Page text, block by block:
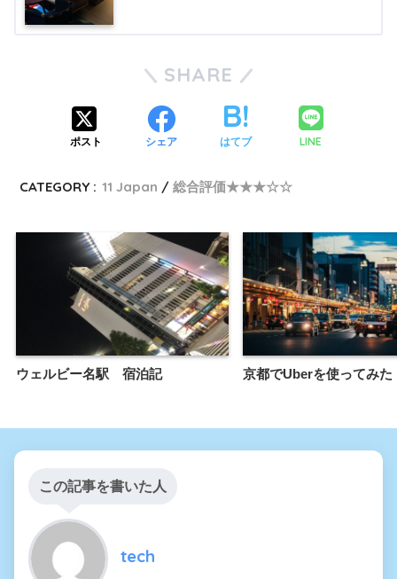
SHARE
ポスト シェア はてブ LINE
CATEGORY : 11 Japan 総合評価★★★☆☆
ウェルビー名駅 宿泊記 京都でUberを使ってみた
この記事を書いた人
tech